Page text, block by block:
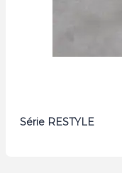
Série RESTYLE